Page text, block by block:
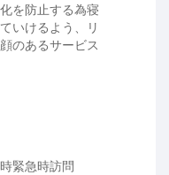
を防止する為寝
いけるよう、リ
のあるサービス
緊急時訪問